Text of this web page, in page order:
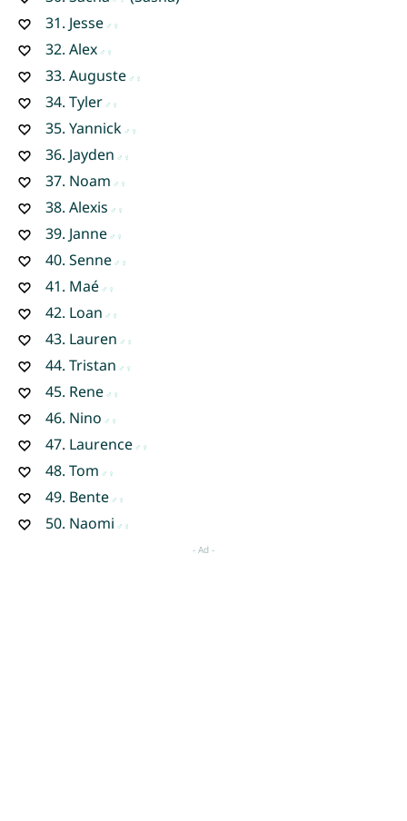
31. Jesse
32. Alex
33. Auguste
34. Tyler
35. Yannick
36. Jayden
37. Noam
38. Alexis
39. Janne
40. Senne
41. Maé
42. Loan
43. Lauren
44. Tristan
45. Rene
46. Nino
47. Laurence
48. Tom
49. Bente
50. Naomi